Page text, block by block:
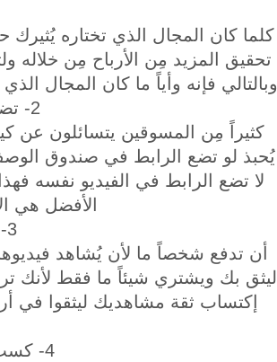
كلما كان المجال الذي تختاره
تحقيق المزيد مِن الأرباح مِن خلاله
وبالتالي فإنه وأياً ما كان المجال
2- تضمين الروابط في مقاطع الفيديو
كثيراً مِن المسوقين يتسائلون عن
يُحبذ لو تضع الرابط في صندوق
لا تضع الرابط في الفيديو نفسه
الأفضل هي
3- بناء الثقة بينك وبين الجمهور
أن تدفع شخصاً ما لأن يُشاهد
ليثق بك ويشتري شيئاً ما فقط لأنك
إكتساب ثقة مشاهديك ليثقوا في
4- كسب الثقة يتطلب محتوى قوي وفريد